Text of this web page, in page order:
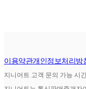
이용약관개인정보처리방
지니어트 고객 문의 가능 시